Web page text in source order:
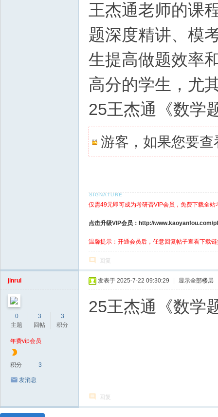
王杰通老师的课
题深度精讲、模
生提高做题效率
高分的学生，尤
25王杰通《数学
游客，如果您要
仅需49元即可成为考研否VIP会员，免费下载全站
点击升级VIP会员：http://www.kaoyanfou.com/
温馨提示：开通会员后，任意回复帖子查看下载
回复
jinrui
0
主题
3
回帖
3
积分
年费vip会员
积分 3
发消息
发表于 2025-7-22 09:30:29 显示全部楼层
25王杰通《数学
回复